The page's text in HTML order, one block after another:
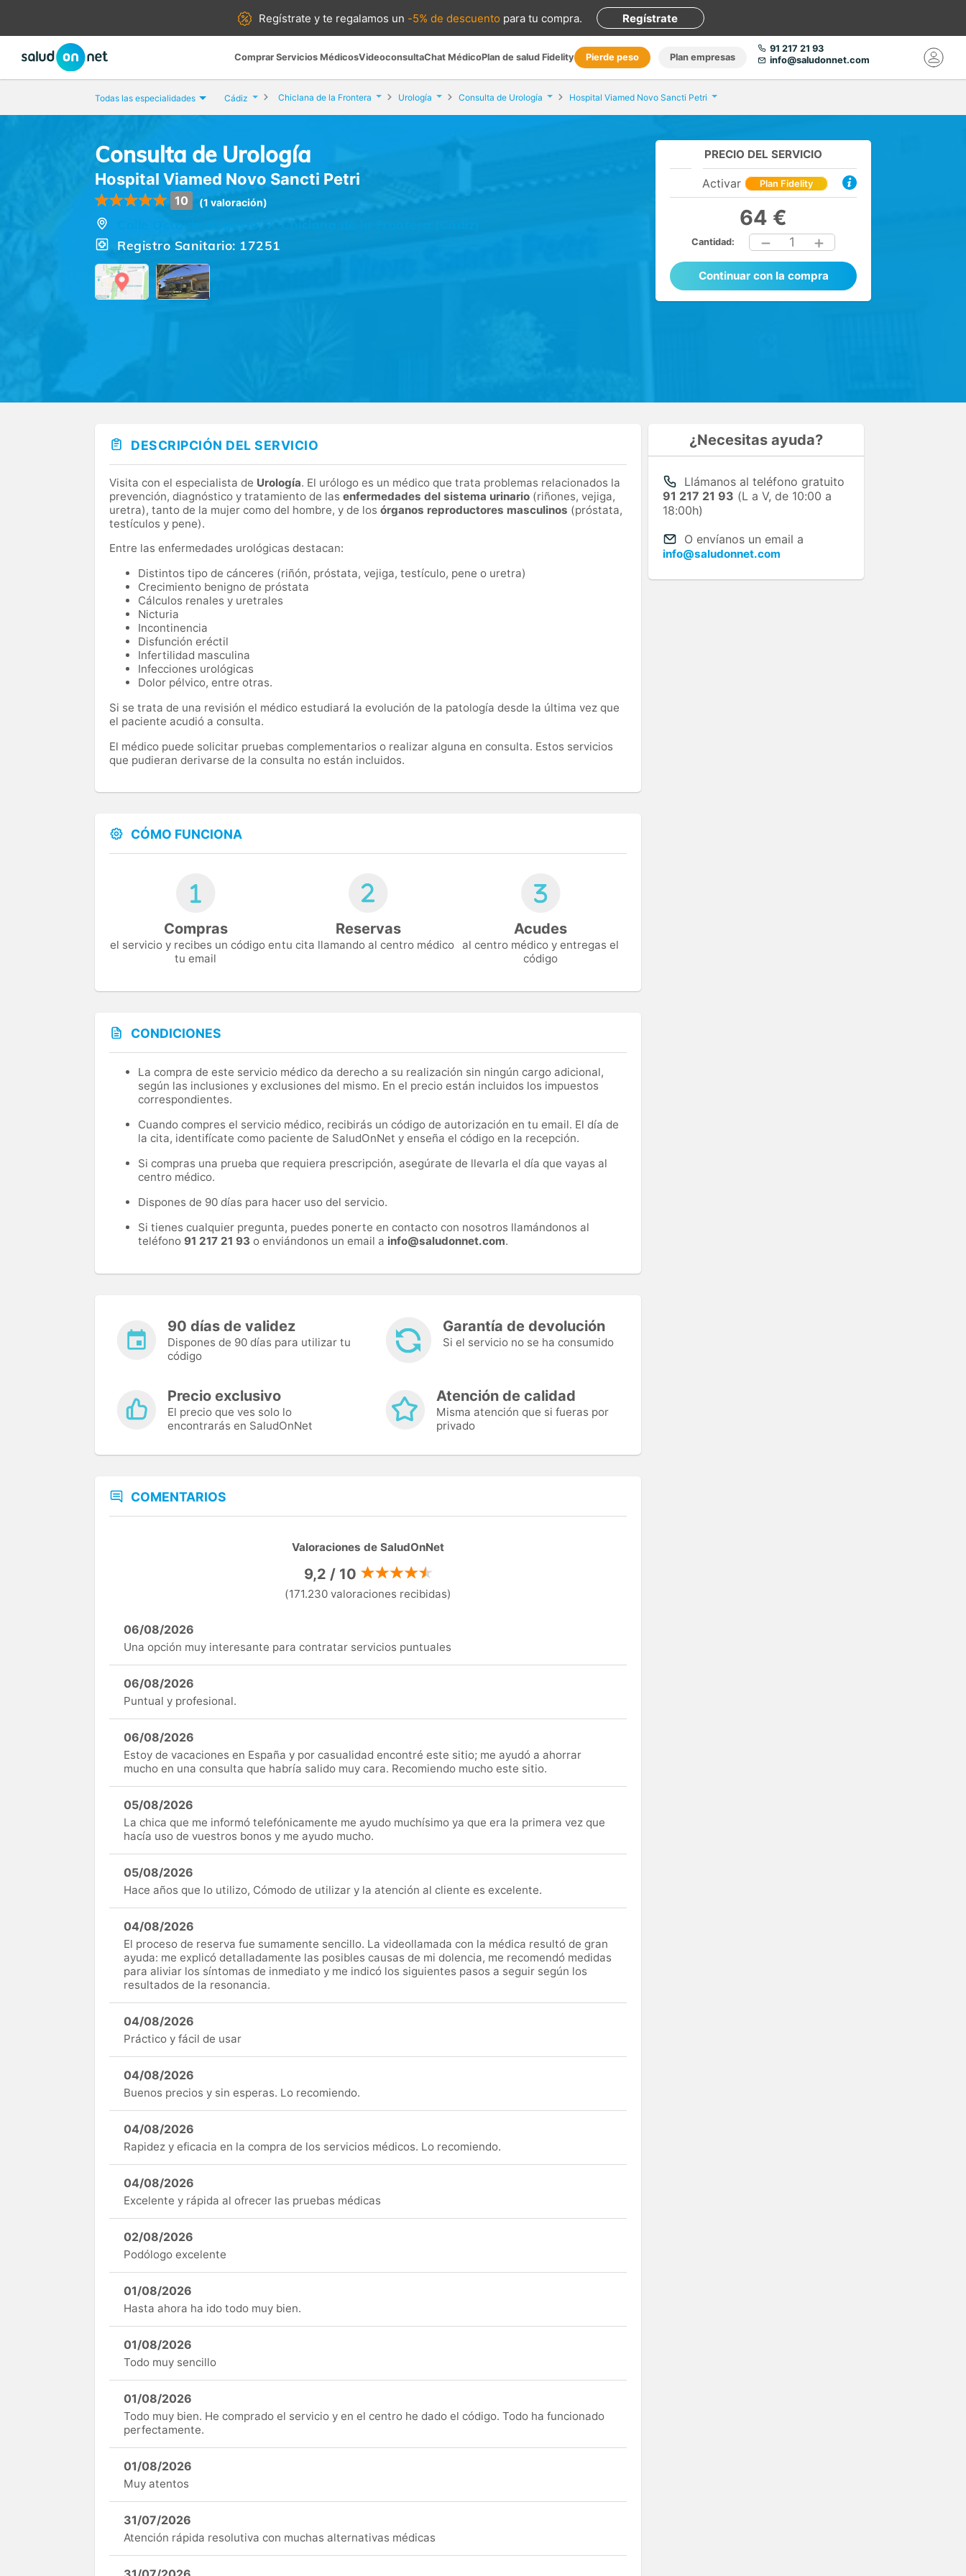
Regístrate yte regalamos un -5% de descuento para tu compra. Regístrate
Comprar Servicios MédicosVideoconsultaChat MédicoPlan de salud Fidelity Pierde peso Plan empresas
91 217 21 93
info@saludonnet.com
Todas las especialidades Cádiz Chiclana de la Frontera Urología Consulta de Urología Hospital Viamed Novo Sancti Petri
Consulta de Urología
Hospital Viamed Novo Sancti Petri
10 (1 valoración)
Calle Octavio Augusto, 7, Chiclana de la Frontera (Cádiz)
Registro Sanitario: 17251
PRECIO DEL SERVICIO
Activar Plan Fidelity
64 €
Cantidad: 1
Continuar con la compra
DESCRIPCIÓN DEL SERVICIO
Visita con el especialista de Urología. El urólogo es un médico que trata problemas relacionados la
prevención, diagnóstico y tratamiento de las enfermedades del sistema urinario (riñones, vejiga,
uretra), tanto de la mujer como del hombre, y de los órganos reproductores masculinos (próstata,
testículos y pene).
Entre las enfermedades urológicas destacan:
Distintos tipo de cánceres (riñón, próstata, vejiga, testículo, pene o uretra)
Crecimiento benigno de próstata
Cálculos renales y uretrales
Nicturia
Incontinencia
Disfunción eréctil
Infertilidad masculina
Infecciones urológicas
Dolor pélvico, entre otras.
Si se trata de una revisión el médico estudiará la evolución de la patología desde la última vez que
el paciente acudió a consulta.
El médico puede solicitar pruebas complementarios o realizar alguna en consulta. Estos servicios
que pudieran derivarse de la consulta no están incluidos.
CÓMO FUNCIONA
Compras
el servicio y recibes un código en
tu email
Reservas
tu cita llamando al centro médico
Acudes
al centro médico y entregas el
código
CONDICIONES
La compra de este servicio médico da derecho a su realización sin ningún cargo adicional,
según las inclusiones y exclusiones del mismo. En el precio están incluidos los impuestos
correspondientes.
Cuando compres el servicio médico, recibirás un código de autorización en tu email. El día de
la cita, identifícate como paciente de SaludOnNet y enseña el código en la recepción.
Si compras una prueba que requiera prescripción, asegúrate de llevarla el día que vayas al
centro médico.
Dispones de 90 días para hacer uso del servicio.
Si tienes cualquier pregunta, puedes ponerte en contacto con nosotros llamándonos al
teléfono 91 217 21 93 o enviándonos un email a info@saludonnet.com.
90 días de validez
Dispones de 90 días para utilizar tu
código
Garantía de devolución
Si el servicio no se ha consumido
Precio exclusivo
El precio que ves solo lo
encontrarás en SaludOnNet
Atención de calidad
Misma atención que si fueras por
privado
COMENTARIOS
Valoraciones de SaludOnNet
9,2 / 10
(171.230 valoraciones recibidas)
06/08/2026
Una opción muy interesante para contratar servicios puntuales
06/08/2026
Puntual y profesional.
06/08/2026
Estoy de vacaciones en España y por casualidad encontré este sitio; me ayudó a ahorrar
mucho en una consulta que habría salido muy cara. Recomiendo mucho este sitio.
05/08/2026
La chica que me informó telefónicamente me ayudo muchísimo ya que era la primera vez que
hacía uso de vuestros bonos y me ayudo mucho.
05/08/2026
Hace años que lo utilizo, Cómodo de utilizar y la atención al cliente es excelente.
04/08/2026
El proceso de reserva fue sumamente sencillo. La videollamada con la médica resultó de gran
ayuda: me explicó detalladamente las posibles causas de mi dolencia, me recomendó medidas
para aliviar los síntomas de inmediato y me indicó los siguientes pasos a seguir según los
resultados de la resonancia.
04/08/2026
Práctico y fácil de usar
04/08/2026
Buenos precios y sin esperas. Lo recomiendo.
04/08/2026
Rapidez y eficacia en la compra de los servicios médicos. Lo recomiendo.
04/08/2026
Excelente y rápida al ofrecer las pruebas médicas
02/08/2026
Podólogo excelente
01/08/2026
Hasta ahora ha ido todo muy bien.
01/08/2026
Todo muy sencillo
01/08/2026
Todo muy bien. He comprado el servicio y en el centro he dado el código. Todo ha funcionado
perfectamente.
01/08/2026
Muy atentos
31/07/2026
Atención rápida resolutiva con muchas alternativas médicas
¿Necesitas ayuda?
Llámanos al teléfono gratuito
91 217 21 93 (L a V, de 10:00 a
18:00h)
O envíanos un email a
info@saludonnet.com